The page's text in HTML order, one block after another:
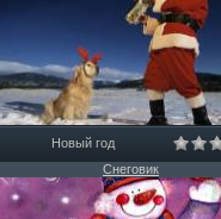
Новый год
Снеговик